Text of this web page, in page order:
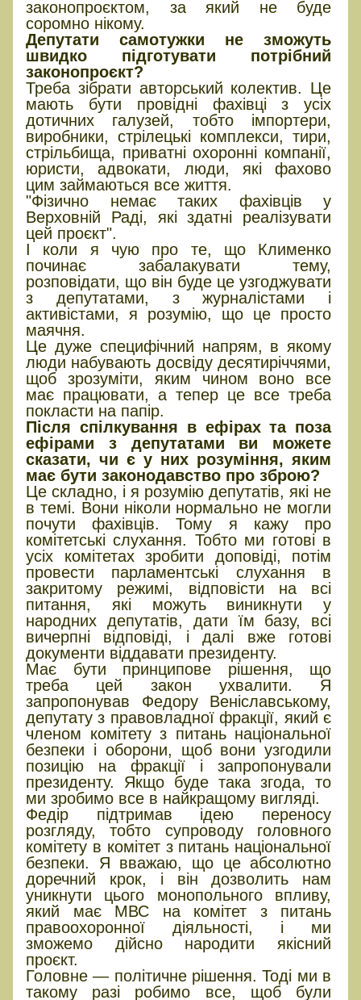
законопроєктом, за який не буде
соромно нікому.
Депутати самотужки не зможуть
швидко підготувати потрібний
законопроєкт?
Треба зібрати авторський колектив. Це
мають бути провідні фахівці з усіх
дотичних галузей, тобто імпортери,
виробники, стрілецькі комплекси, тири,
стрільбища, приватні охоронні компанії,
юристи, адвокати, люди, які фахово
цим займаються все життя.
"Фізично немає таких фахівців у
Верховній Раді, які здатні реалізувати
цей проєкт".
І коли я чую про те, що Клименко
починає забалакувати тему,
розповідати, що він буде це узгоджувати
з депутатами, з журналістами і
активістами, я розумію, що це просто
маячня.
Це дуже специфічний напрям, в якому
люди набувають досвіду десятиріччями,
щоб зрозуміти, яким чином воно все
має працювати, а тепер це все треба
покласти на папір.
Після спілкування в ефірах та поза
ефірами з депутатами ви можете
сказати, чи є у них розуміння, яким
має бути законодавство про зброю?
Це складно, і я розумію депутатів, які не
в темі. Вони ніколи нормально не могли
почути фахівців. Тому я кажу про
комітетські слухання. Тобто ми готові в
усіх комітетах зробити доповіді, потім
провести парламентські слухання в
закритому режимі, відповісти на всі
питання, які можуть виникнути у
народних депутатів, дати їм базу, всі
вичерпні відповіді, і далі вже готові
документи віддавати президенту.
Має бути принципове рішення, що
треба цей закон ухвалити. Я
запропонував Федору Веніславському,
депутату з правовладної фракції, який є
членом комітету з питань національної
безпеки і оборони, щоб вони узгодили
позицію на фракції і запропонували
президенту. Якщо буде така згода, то
ми зробимо все в найкращому вигляді.
Федір підтримав ідею переносу
розгляду, тобто супроводу головного
комітету в комітет з питань національної
безпеки. Я вважаю, що це абсолютно
доречний крок, і він дозволить нам
уникнути цього монопольного впливу,
який має МВС на комітет з питань
правоохоронної діяльності, і ми
зможемо дійсно народити якісний
проєкт.
Головне — політичне рішення. Тоді ми в
такому разі робимо все, щоб були